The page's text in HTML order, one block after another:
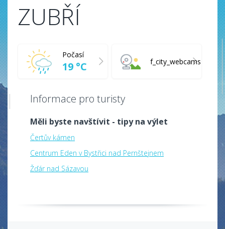
ZUBŘÍ
Počasí
19 °C f_city_webcams
Informace pro turisty
Měli byste navštívit - tipy na výlet
Čertův kámen
Centrum Eden v Bystřici nad Pernštejnem
Žďár nad Sázavou